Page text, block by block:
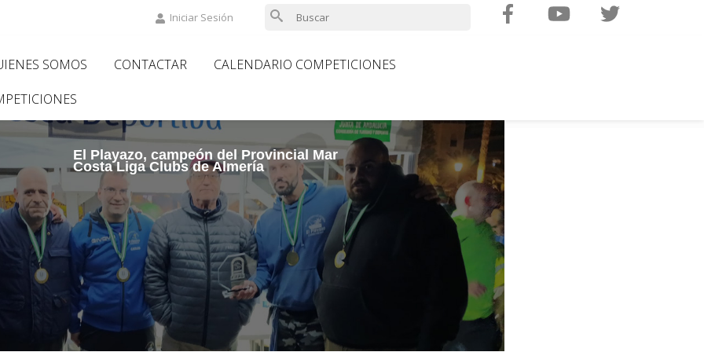
Iniciar Sesión Search
SOMOS CONTACTAR
CALENDARIO COMPETICIONES
El Playazo, campeón del Provincial Mar
Costa Liga Clubs de Almería